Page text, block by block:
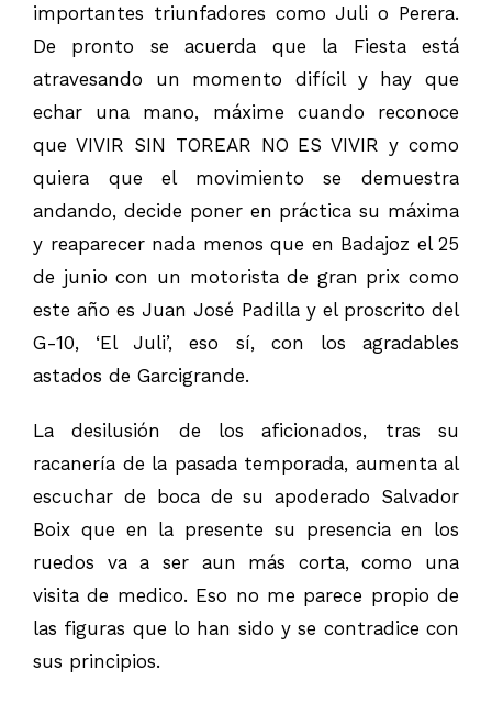
importantes triunfadores como Juli o Perera.
De pronto se acuerda que la Fiesta está
atravesando un momento difícil y hay que
echar una mano, máxime cuando reconoce
que VIVIR SIN TOREAR NO ES VIVIR y como
quiera que el movimiento se demuestra
andando, decide poner en práctica su máxima
y reaparecer nada menos que en Badajoz el 25
de junio con un motorista de gran prix como
este año es Juan José Padilla y el proscrito del
G-10, ‘El Juli’, eso sí, con los agradables
astados de Garcigrande.
La desilusión de los aficionados, tras su
racanería de la pasada temporada, aumenta al
escuchar de boca de su apoderado Salvador
Boix que en la presente su presencia en los
ruedos va a ser aun más corta, como una
visita de medico. Eso no me parece propio de
las figuras que lo han sido y se contradice con
sus principios.